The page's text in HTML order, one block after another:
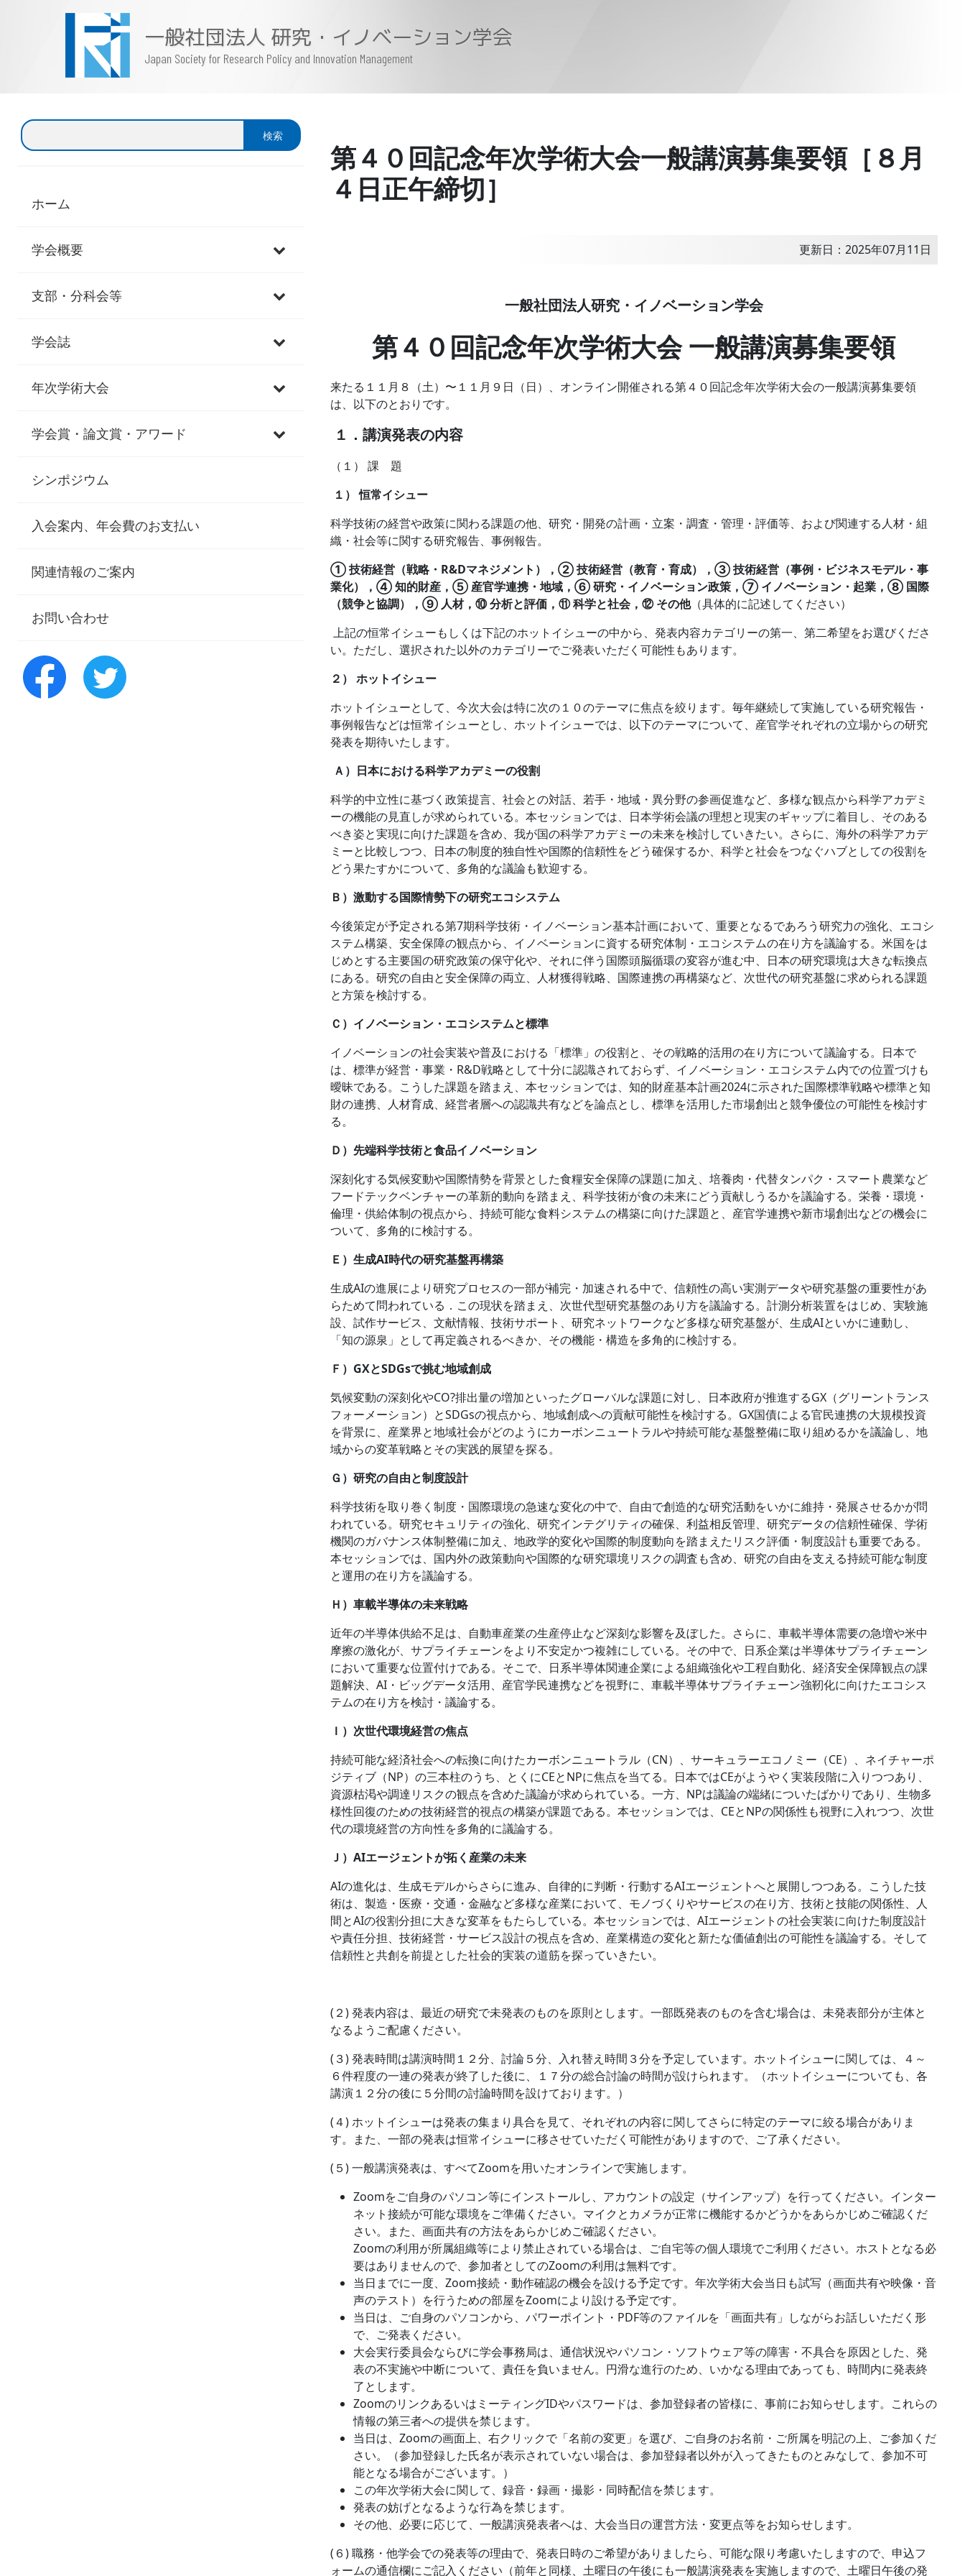
一般社団法人 研究・イノベーション学会
Japan Society for Research Policy and Innovation Management
検
索
検索
ホーム
学会概要
支部・分科会等
学会誌
年次学術大会
学会賞・論文賞・アワード
シンポジウム
入会案内、年会費のお支払い
関連情報のご案内
お問い合わせ
第４０回記念年次学術大会一般講演募集要領［８月
４日正午締切］
更新日：2025年07月11日
一般社団法人研究・イノベーション学会
第４０回記念年次学術大会 一般講演募集要領
来たる１１月８（土）〜１１月９日（日）、オンライン開催される第４０回記念年次学術大会の一般講演募集要領
は、以下のとおりです。
１．講演発表の内容
（１） 課 題
１） 恒常イシュー
科学技術の経営や政策に関わる課題の他、研究・開発の計画・立案・調査・管理・評価等、および関連する人材・組
織・社会等に関する研究報告、事例報告。
① 技術経営（戦略・R&Dマネジメント），② 技術経営（教育・育成），③ 技術経営（事例・ビジネスモデル・事
業化），④ 知的財産，⑤ 産官学連携・地域，⑥ 研究・イノベーション政策，⑦ イノベーション・起業，⑧ 国際
（競争と協調），⑨ 人材，⑩ 分析と評価，⑪ 科学と社会，⑫ その他（具体的に記述してください）
上記の恒常イシューもしくは下記のホットイシューの中から、発表内容カテゴリーの第一、第二希望をお選びくださ
い。ただし、選択された以外のカテゴリーでご発表いただく可能性もあります。
２） ホットイシュー
ホットイシューとして、今次大会は特に次の１０のテーマに焦点を絞ります。毎年継続して実施している研究報告・
事例報告などは恒常イシューとし、ホットイシューでは、以下のテーマについて、産官学それぞれの立場からの研究
発表を期待いたします。
Ａ）日本における科学アカデミーの役割
科学的中立性に基づく政策提言、社会との対話、若手・地域・異分野の参画促進など、多様な観点から科学アカデミ
ーの機能の見直しが求められている。本セッションでは、日本学術会議の理想と現実のギャップに着目し、そのある
べき姿と実現に向けた課題を含め、我が国の科学アカデミーの未来を検討していきたい。さらに、海外の科学アカデ
ミーと比較しつつ、日本の制度的独自性や国際的信頼性をどう確保するか、科学と社会をつなぐハブとしての役割を
どう果たすかについて、多角的な議論も歓迎する。
Ｂ）激動する国際情勢下の研究エコシステム
今後策定が予定される第7期科学技術・イノベーション基本計画において、重要となるであろう研究力の強化、エコシ
ステム構築、安全保障の観点から、イノベーションに資する研究体制・エコシステムの在り方を議論する。米国をは
じめとする主要国の研究政策の保守化や、それに伴う国際頭脳循環の変容が進む中、日本の研究環境は大きな転換点
にある。研究の自由と安全保障の両立、人材獲得戦略、国際連携の再構築など、次世代の研究基盤に求められる課題
と方策を検討する。
Ｃ）イノベーション・エコシステムと標準
イノベーションの社会実装や普及における「標準」の役割と、その戦略的活用の在り方について議論する。日本で
は、標準が経営・事業・R&D戦略として十分に認識されておらず、イノベーション・エコシステム内での位置づけも
曖昧である。こうした課題を踏まえ、本セッションでは、知的財産基本計画2024に示された国際標準戦略や標準と知
財の連携、人材育成、経営者層への認識共有などを論点とし、標準を活用した市場創出と競争優位の可能性を検討す
る。
Ｄ）先端科学技術と食品イノベーション
深刻化する気候変動や国際情勢を背景とした食糧安全保障の課題に加え、培養肉・代替タンパク・スマート農業など
フードテックベンチャーの革新的動向を踏まえ、科学技術が食の未来にどう貢献しうるかを議論する。栄養・環境・
倫理・供給体制の視点から、持続可能な食料システムの構築に向けた課題と、産官学連携や新市場創出などの機会に
ついて、多角的に検討する。
Ｅ）生成AI時代の研究基盤再構築
生成AIの進展により研究プロセスの一部が補完・加速される中で、信頼性の高い実測データや研究基盤の重要性があ
らためて問われている．この現状を踏まえ、次世代型研究基盤のあり方を議論する。計測分析装置をはじめ、実験施
設、試作サービス、文献情報、技術サポート、研究ネットワークなど多様な研究基盤が、生成AIといかに連動し、
「知の源泉」として再定義されるべきか、その機能・構造を多角的に検討する。
Ｆ）GXとSDGsで挑む地域創成
気候変動の深刻化やCO?排出量の増加といったグローバルな課題に対し、日本政府が推進するGX（グリーントランス
フォーメーション）とSDGsの視点から、地域創成への貢献可能性を検討する。GX国債による官民連携の大規模投資
を背景に、産業界と地域社会がどのようにカーボンニュートラルや持続可能な基盤整備に取り組めるかを議論し、地
域からの変革戦略とその実践的展望を探る。
Ｇ）研究の自由と制度設計
科学技術を取り巻く制度・国際環境の急速な変化の中で、自由で創造的な研究活動をいかに維持・発展させるかが問
われている。研究セキュリティの強化、研究インテグリティの確保、利益相反管理、研究データの信頼性確保、学術
機関のガバナンス体制整備に加え、地政学的変化や国際的制度動向を踏まえたリスク評価・制度設計も重要である。
本セッションでは、国内外の政策動向や国際的な研究環境リスクの調査も含め、研究の自由を支える持続可能な制度
と運用の在り方を議論する。
Ｈ）車載半導体の未来戦略
近年の半導体供給不足は、自動車産業の生産停止など深刻な影響を及ぼした。さらに、車載半導体需要の急増や米中
摩擦の激化が、サプライチェーンをより不安定かつ複雑にしている。その中で、日系企業は半導体サプライチェーン
において重要な位置付けである。そこで、日系半導体関連企業による組織強化や工程自動化、経済安全保障観点の課
題解決、AI・ビッグデータ活用、産官学民連携などを視野に、車載半導体サプライチェーン強靭化に向けたエコシス
テムの在り方を検討・議論する。
Ｉ）次世代環境経営の焦点
持続可能な経済社会への転換に向けたカーボンニュートラル（CN）、サーキュラーエコノミー（CE）、ネイチャーポ
ジティブ（NP）の三本柱のうち、とくにCEとNPに焦点を当てる。日本ではCEがようやく実装段階に入りつつあり、
資源枯渇や調達リスクの観点を含めた議論が求められている。一方、NPは議論の端緒についたばかりであり、生物多
様性回復のための技術経営的視点の構築が課題である。本セッションでは、CEとNPの関係性も視野に入れつつ、次世
代の環境経営の方向性を多角的に議論する。
Ｊ）AIエージェントが拓く産業の未来
AIの進化は、生成モデルからさらに進み、自律的に判断・行動するAIエージェントへと展開しつつある。こうした技
術は、製造・医療・交通・金融など多様な産業において、モノづくりやサービスの在り方、技術と技能の関係性、人
間とAIの役割分担に大きな変革をもたらしている。本セッションでは、AIエージェントの社会実装に向けた制度設計
や責任分担、技術経営・サービス設計の視点を含め、産業構造の変化と新たな価値創出の可能性を議論する。そして
信頼性と共創を前提とした社会的実装の道筋を探っていきたい。
(２) 発表内容は、最近の研究で未発表のものを原則とします。一部既発表のものを含む場合は、未発表部分が主体と
なるようご配慮ください。
(３) 発表時間は講演時間１２分、討論５分、入れ替え時間３分を予定しています。ホットイシューに関しては、４～
６件程度の一連の発表が終了した後に、１７分の総合討論の時間が設けられます。（ホットイシューについても、各
講演１２分の後に５分間の討論時間を設けております。）
(４) ホットイシューは発表の集まり具合を見て、それぞれの内容に関してさらに特定のテーマに絞る場合がありま
す。また、一部の発表は恒常イシューに移させていただく可能性がありますので、ご了承ください。
(５) 一般講演発表は、すべてZoomを用いたオンラインで実施します。
Zoomをご自身のパソコン等にインストールし、アカウントの設定（サインアップ）を行ってください。インター
ネット接続が可能な環境をご準備ください。マイクとカメラが正常に機能するかどうかをあらかじめご確認くだ
さい。また、画面共有の方法をあらかじめご確認ください。
Zoomの利用が所属組織等により禁止されている場合は、ご自宅等の個人環境でご利用ください。ホストとなる必
要はありませんので、参加者としてのZoomの利用は無料です。
当日までに一度、Zoom接続・動作確認の機会を設ける予定です。年次学術大会当日も試写（画面共有や映像・音
声のテスト）を行うための部屋をZoomにより設ける予定です。
当日は、ご自身のパソコンから、パワーポイント・PDF等のファイルを「画面共有」しながらお話しいただく形
で、ご発表ください。
大会実行委員会ならびに学会事務局は、通信状況やパソコン・ソフトウェア等の障害・不具合を原因とした、発
表の不実施や中断について、責任を負いません。円滑な進行のため、いかなる理由であっても、時間内に発表終
了とします。
ZoomのリンクあるいはミーティングIDやパスワードは、参加登録者の皆様に、事前にお知らせします。これらの
情報の第三者への提供を禁じます。
当日は、Zoomの画面上、右クリックで「名前の変更」を選び、ご自身のお名前・ご所属を明記の上、ご参加くだ
さい。（参加登録した氏名が表示されていない場合は、参加登録者以外が入ってきたものとみなして、参加不可
能となる場合がございます。）
この年次学術大会に関して、録音・録画・撮影・同時配信を禁じます。
発表の妨げとなるような行為を禁じます。
その他、必要に応じて、一般講演発表者へは、大会当日の運営方法・変更点等をお知らせします。
(６) 職務・他学会での発表等の理由で、発表日時のご希望がありましたら、可能な限り考慮いたしますので、申込フ
ォームの通信欄にご記入ください（前年と同様、土曜日の午後にも一般講演発表を実施しますので、土曜日午後の発